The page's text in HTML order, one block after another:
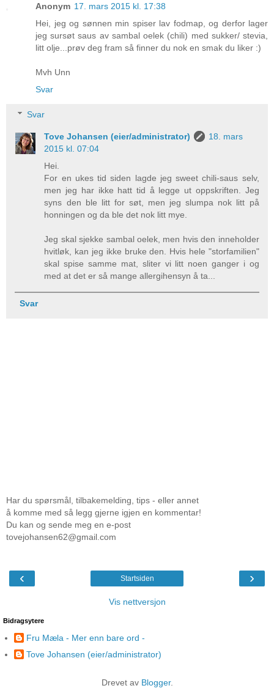
Anonym 17. mars 2015 kl. 17:38
Hei, jeg og sønnen min spiser lav fodmap, og derfor lager
jeg sursøt saus av sambal oelek (chili) med sukker/ stevia,
litt olje...prøv deg fram så finner du nok en smak du liker :)
Mvh Unn
Svar
Svar
Tove Johansen (eier/administrator)
18. mars
2015 kl. 07:04
Hei.
For en ukes tid siden lagde jeg sweet chili-saus selv,
men jeg har ikke hatt tid å legge ut oppskriften. Jeg
syns den ble litt for søt, men jeg slumpa nok litt på
honningen og da ble det nok litt mye.
Jeg skal sjekke sambal oelek, men hvis den inneholder
hvitløk, kan jeg ikke bruke den. Hvis hele "storfamilien"
skal spise samme mat, sliter vi litt noen ganger i og
med at det er så mange allergihensyn å ta...
Svar
Har du spørsmål, tilbakemelding, tips - eller annet
å komme med så legg gjerne igjen en kommentar!
Du kan og sende meg en e-post
tovejohansen62@gmail.com
‹ ›
Startsiden
Vis nettversjon
Bidragsytere
Fru Mæla - Mer enn bare ord -
Tove Johansen (eier/administrator)
Drevet av Blogger.